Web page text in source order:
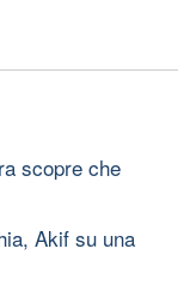
scopre che
Akif su una